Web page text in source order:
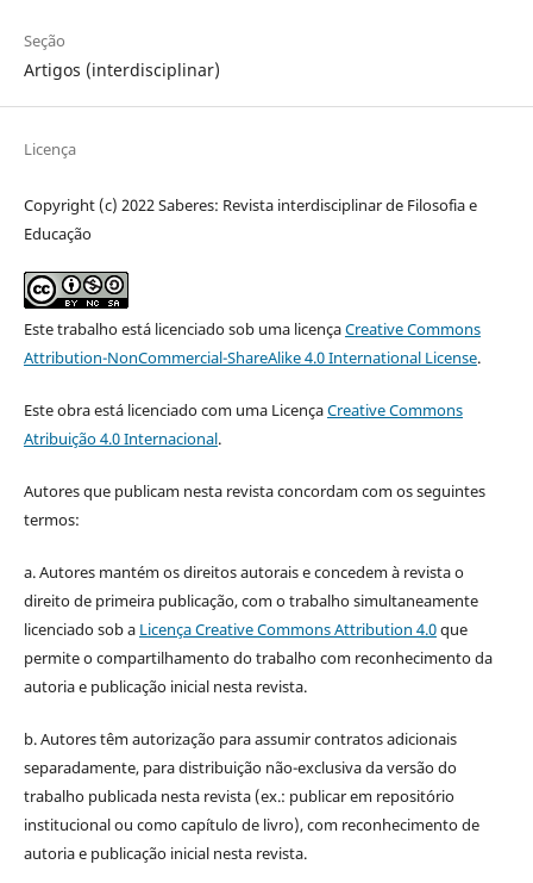
Seção
Artigos (interdisciplinar)
Licença
Copyright (c) 2022 Saberes: Revista interdisciplinar de Filosofia e
Educação
Este trabalho está licenciado sob uma licençaCreative Commons
Attribution-NonCommercial-ShareAlike 4.0 International License.
Este obra está licenciado com uma LicençaCreative Commons
Atribuição 4.0 Internacional.
Autores que publicam nesta revista concordam com os seguintes
termos:
a. Autores mantém os direitos autorais e concedem à revista o
direito de primeira publicação, com o trabalho simultaneamente
licenciado sob a Licença Creative Commons Attribution 4.0que
permite o compartilhamento do trabalho com reconhecimento da
autoria e publicação inicial nesta revista.
b. Autores têm autorização para assumir contratos adicionais
separadamente, para distribuição não-exclusiva da versão do
trabalho publicada nesta revista (ex.: publicar em repositório
institucional ou como capítulo de livro), com reconhecimento de
autoria e publicação inicial nesta revista.